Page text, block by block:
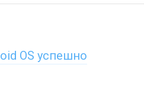
OS успешно